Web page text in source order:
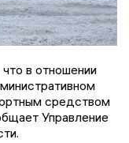
в отношении
средством
Управление